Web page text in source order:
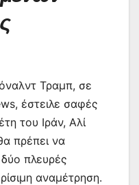
Τραμπ, σε
έστειλε σαφές
του Ιράν, Αλί
πρέπει να
πλευρές
αναμέτρηση.